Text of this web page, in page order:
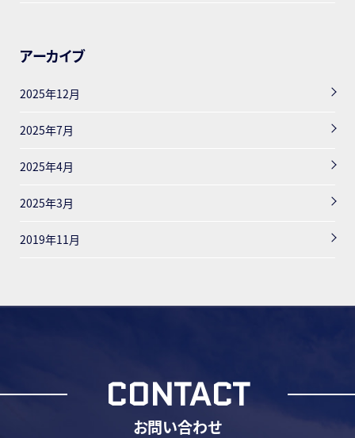
アーカイブ
2025年12月
2025年7月
2025年4月
2025年3月
2019年11月
CONTACT
お問い合わせ